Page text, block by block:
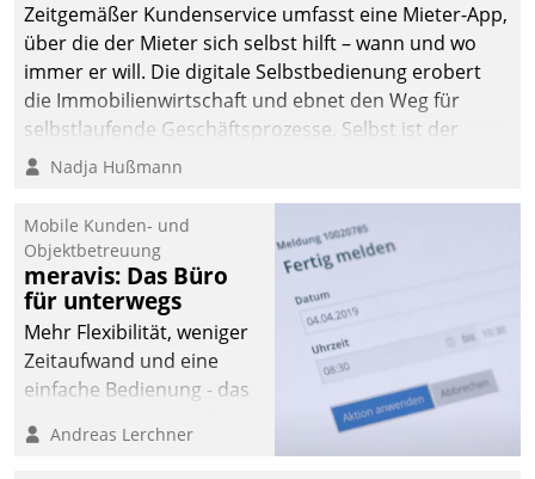
Zeitgemäßer Kundenservice umfasst eine Mieter-App,
über die der Mieter sich selbst hilft – wann und wo
immer er will. Die digitale Selbstbedienung erobert
die Immobilienwirtschaft und ebnet den Weg für
selbstlaufende Geschäftsprozesse. Selbst ist der
Kunde und smart der Serviceanbieter.
Nadja Hußmann
Mobile Kunden- und
Objektbetreuung
meravis: Das Büro
für unterwegs
Mehr Flexibilität, weniger
Zeitaufwand und eine
einfache Bedienung - das
Cockpit für mobile
Andreas Lerchner